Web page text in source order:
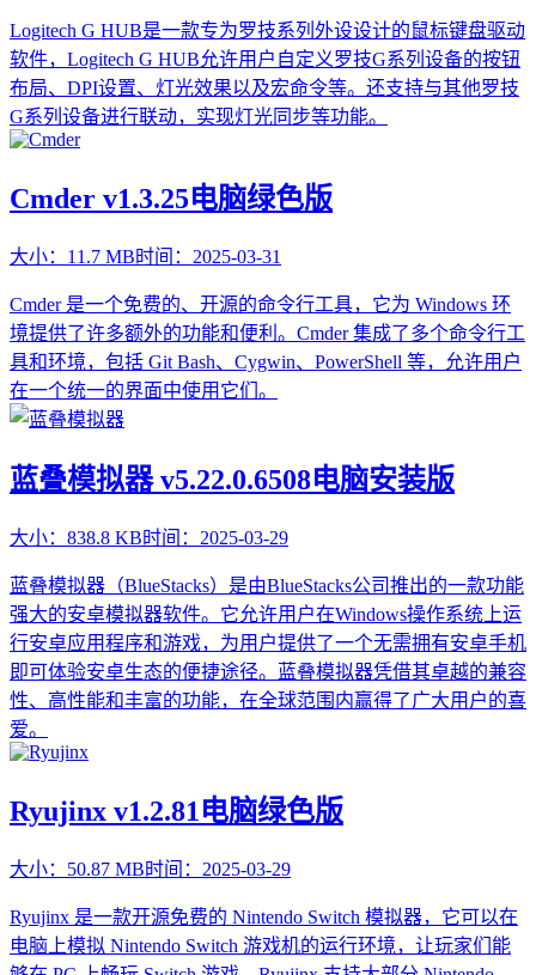
Logitech G HUB是一款专为罗技系列外设设计的鼠标键盘驱动
软件，Logitech G HUB允许用户自定义罗技G系列设备的按钮
布局、DPI设置、灯光效果以及宏命令等。还支持与其他罗技
G系列设备进行联动，实现灯光同步等功能。
Cmder v1.3.25电脑绿色版
大小： 11.7 MB时间： 2025-03-31
​Cmder 是一个免费的、开源的命令行工具，它为 Windows 环
境提供了许多额外的功能和便利。Cmder 集成了多个命令行工
具和环境，包括 Git Bash、Cygwin、PowerShell 等，允许用户
在一个统一的界面中使用它们。
蓝叠模拟器 v5.22.0.6508电脑安装版
大小： 838.8 KB时间： 2025-03-29
蓝叠模拟器（BlueStacks）是由BlueStacks公司推出的一款功能
强大的安卓模拟器软件。它允许用户在Windows操作系统上运
行安卓应用程序和游戏，为用户提供了一个无需拥有安卓手机
即可体验安卓生态的便捷途径。蓝叠模拟器凭借其卓越的兼容
性、高性能和丰富的功能，在全球范围内赢得了广大用户的喜
爱。
Ryujinx v1.2.81电脑绿色版
大小： 50.87 MB时间： 2025-03-29
Ryujinx 是一款开源免费的 Nintendo Switch 模拟器，它可以在
电脑上模拟 Nintendo Switch 游戏机的运行环境，让玩家们能